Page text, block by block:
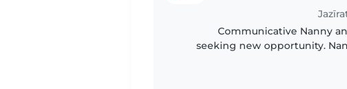
Communicative Nanny
seeking new opportunity.
newborn to 12.